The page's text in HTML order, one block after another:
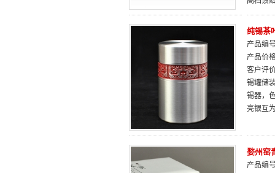
纯锡茶
产品编
产品价
客户评
锡罐储
锡器，
亮银互
婺州窑
产品编